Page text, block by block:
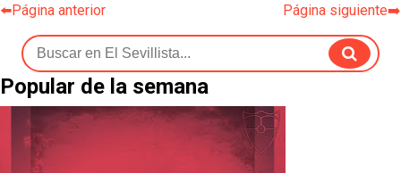
⬅️Página anterior Página siguiente➡️
Popular de la semana